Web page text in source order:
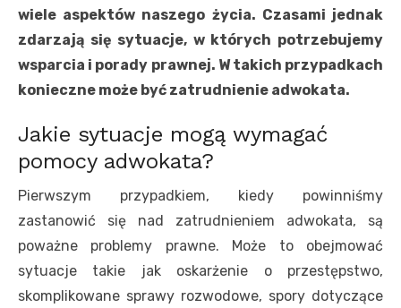
wiele aspektów naszego życia. Czasami jednak
zdarzają się sytuacje, w których potrzebujemy
wsparcia i porady prawnej. W takich przypadkach
konieczne może być zatrudnienie adwokata.
Jakie sytuacje mogą wymagać
pomocy adwokata?
Pierwszym przypadkiem, kiedy powinniśmy
zastanowić się nad zatrudnieniem adwokata, są
poważne problemy prawne. Może to obejmować
sytuacje takie jak oskarżenie o przestępstwo,
skomplikowane sprawy rozwodowe, spory dotyczące